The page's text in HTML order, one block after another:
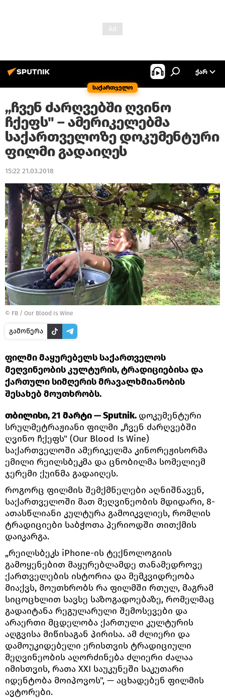
საქართველო
ᲥᲐᲠ
„ჩვენ ძარღვებში ღვინო
ჩქეფს" – ამერიკელებმა
საქართველოზე დოკუმენტური
ფილმი გადაიღეს
15:22 21.03.2018
© FB / Our Blood Is Wine
გამოწერა
ფილმი მაყურებელს საქართველოს
მეღვინეობის კულტურის, ტრადიციებისა და
ქართული სიმღერის მრავალხმიანობის
შესახებ მოუთხრობს.
თბილისი, 21 მარტი — Sputnik. დოკუმენტური
სრულმეტრაჟიანი ფილმი „ჩვენ ძარღვებში
ღვინო ჩქეფს" (Our Blood Is Wine)
საქართველოში ამერიკელმა კინორეჟისორმა
ემილი რეილსბეკმა და ცნობილმა სომელიემ
ჯერემი ქუინმა გადაიღეს.
როგორც ფილმის შემქმნელები აღნიშნავენ,
საქართველოში მათ მეღვინეობის მდიდარი, 8-
ათასწლიანი კულტურა გამოიკვლიეს, რომლის
ტრადიციები საბჭოთა პერიოდში თითქმის
დაიკარგა.
„რეილსბეკს iPhone-ის ტექნოლოგიის
გამოყენებით მაყურებლამდე თანამედროვე
ქართველების ისტორია და მემკვიდრეობა
მიაქვს, მოუთხრობს რა ფილმში რთულ, მაგრამ
სიცოცხლით სავსე საზოგადოებაზე, რომელმაც
გადაიტანა რეგულარული შემოსევები და
არაერთი მცდელობა ქართული კულტურის
აღგვისა მიწისაგან პირისა. ამ ძლიერი და
დამოუკიდებელი ერისთვის ტრადიციული
მეღვინეობის აღორძინება ძლიერი ძალაა
იმისთვის, რათა XXI საუკუნეში საკუთარი
იდენტობა მოიპოვოს", — აცხადებენ ფილმის
ავტორები.